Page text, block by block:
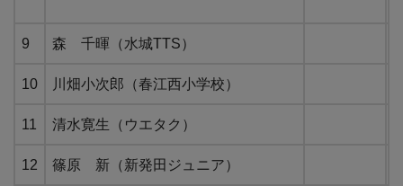
9 森 千暉（水城TTS）
10 川畑小次郎（春江西小学校）
11 清水寛生（ウエタク）
12 篠原 新（新発田ジュニア）